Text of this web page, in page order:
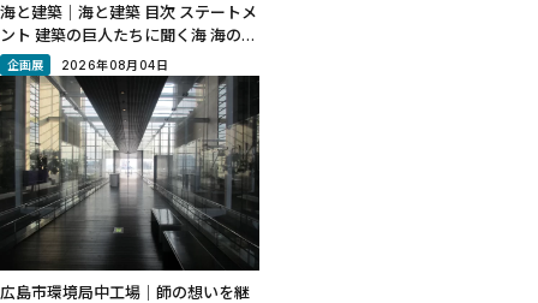
海と建築｜海と建築 目次 ステートメ
ント 建築の巨人たちに聞く海 海の建
築地図30 エッセイ「海で光をあつ
める」 MAP ステートメント 「意
味」とは、人間と世界の関係の中に
立ち現れる概念です。「海」は本来
企画展 2026年08月04日
広島市環境局中工場｜師の想いを継